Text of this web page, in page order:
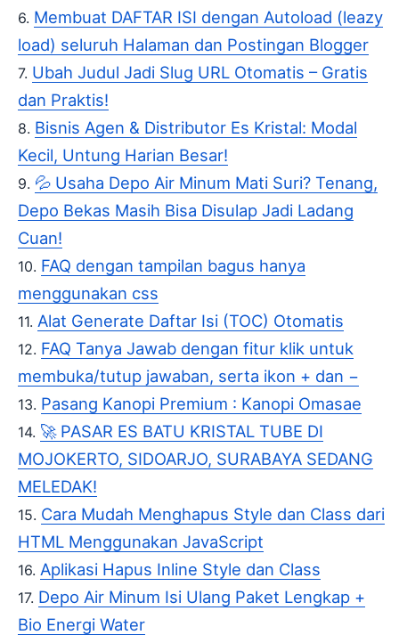
Membuat DAFTAR ISI dengan Autoload (leazy
load) seluruh Halaman dan Postingan Blogger
Ubah Judul Jadi Slug URL Otomatis – Gratis
dan Praktis!
Bisnis Agen & Distributor Es Kristal: Modal
Kecil, Untung Harian Besar!
💦 Usaha Depo Air Minum Mati Suri? Tenang,
Depo Bekas Masih Bisa Disulap Jadi Ladang
Cuan!
FAQ dengan tampilan bagus hanya
menggunakan css
Alat Generate Daftar Isi (TOC) Otomatis
FAQ Tanya Jawab dengan fitur klik untuk
membuka/tutup jawaban, serta ikon + dan −
Pasang Kanopi Premium : Kanopi Omasae
🚀 PASAR ES BATU KRISTAL TUBE DI
MOJOKERTO, SIDOARJO, SURABAYA SEDANG
MELEDAK!
Cara Mudah Menghapus Style dan Class dari
HTML Menggunakan JavaScript
Aplikasi Hapus Inline Style dan Class
Depo Air Minum Isi Ulang Paket Lengkap +
Bio Energi Water